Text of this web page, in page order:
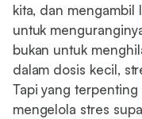
kita, dan mengambil
untuk
bukan untuk
dalam dosis kecil,
Tapi yang terpenting
mengelola stres